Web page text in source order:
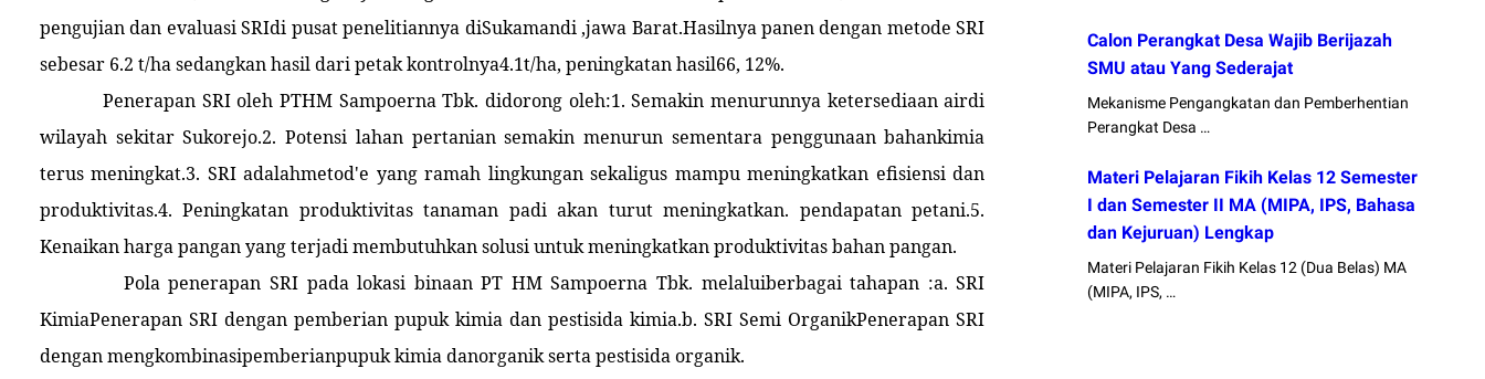
pengujian dan evaluasi SRIdi pusat penelitiannya diSukamandi ,jawa Barat.Hasilnya panen dengan metode SRI
sebesar 6.2 t/ha sedangkan hasil dari petak kontrolnya4.1t/ha, peningkatan hasil66, 12%.
Penerapan SRI oleh PTHM Sampoerna Tbk. didorong oleh:1.Semakin menurunnya ketersediaan airdi
wilayah sekitar Sukorejo.2. Potensi lahan pertanian semakin menurun sementara penggunaan bahankimia
terus meningkat.3. SRI adalahmetod'e yang ramah lingkungan sekaligus mampu meningkatkan efisiensi dan
produktivitas.4. Peningkatan produktivitas tanaman padi akan turut meningkatkan. pendapatan petani.5.
Kenaikan harga pangan yang terjadi membutuhkan solusi untuk meningkatkan produktivitas bahan pangan.
Pola penerapan SRI pada lokasi binaan PT HM Sampoerna Tbk. melaluiberbagai tahapan :a. SRI
KimiaPenerapan SRI dengan pemberian pupuk kimia dan pestisida kimia.b. SRI Semi OrganikPenerapan SRI
dengan mengkombinasipemberianpupuk kimia danorganik serta pestisida organik.
Calon Perangkat Desa Wajib Berijazah
SMU atau Yang Sederajat
Mekanisme Pengangkatan dan Pemberhentian
Perangkat Desa …
Materi Pelajaran Fikih Kelas 12 Semester
I dan Semester II MA (MIPA, IPS, Bahasa
dan Kejuruan) Lengkap
Materi Pelajaran Fikih Kelas 12 (Dua Belas) MA
(MIPA, IPS, …